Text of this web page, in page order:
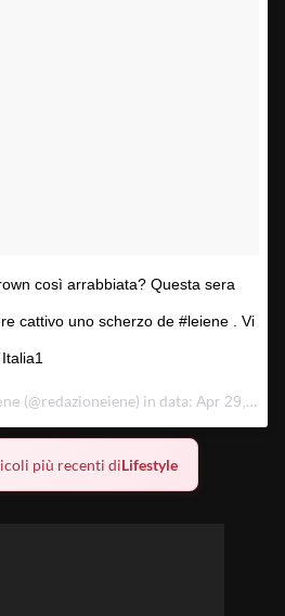
così arrabbiata? Questa sera
cattivo uno scherzo de #leiene . Vi
(@redazioneiene) in data: Apr 29, 2018 at 4:23 PDT
più recenti diLifestyle